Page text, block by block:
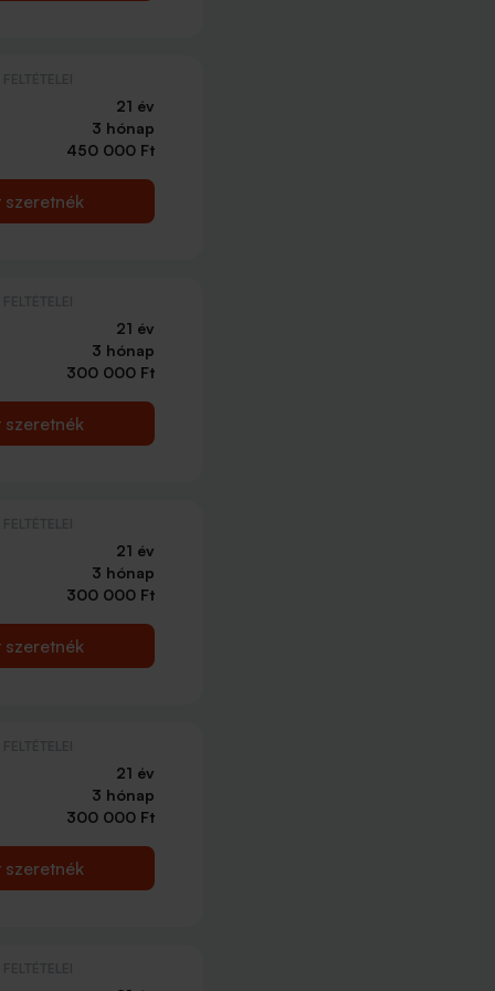
21 év
3 hónap
450 000 Ft
szeretnék
21 év
3 hónap
300 000 Ft
szeretnék
21 év
3 hónap
300 000 Ft
szeretnék
21 év
3 hónap
300 000 Ft
szeretnék